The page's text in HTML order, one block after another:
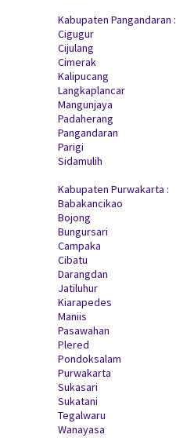
Kabupaten Pangandaran :
Cigugur
Cijulang
Cimerak
Kalipucang
Langkaplancar
Mangunjaya
Padaherang
Pangandaran
Parigi
Sidamulih
Kabupaten Purwakarta :
Babakancikao
Bojong
Bungursari
Campaka
Cibatu
Darangdan
Jatiluhur
Kiarapedes
Maniis
Pasawahan
Plered
Pondoksalam
Purwakarta
Sukasari
Sukatani
Tegalwaru
Wanayasa